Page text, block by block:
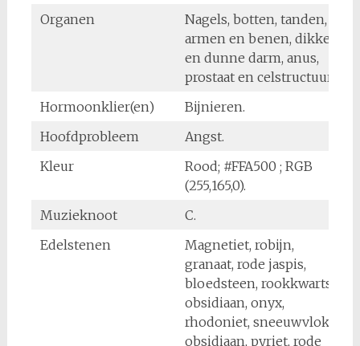
Organen
Nagels, botten, tanden,
armen en benen, dikke
en dunne darm, anus,
prostaat en celstructuur.
Hormoonklier(en)
Bijnieren.
Hoofdprobleem
Angst.
Kleur
Rood; #FFA500 ; RGB
(255,165,0).
Muzieknoot
C.
Edelstenen
Magnetiet, robijn,
granaat, rode jaspis,
bloedsteen, rookkwarts,
obsidiaan, onyx,
rhodoniet, sneeuwvlok
obsidiaan, pyriet, rode